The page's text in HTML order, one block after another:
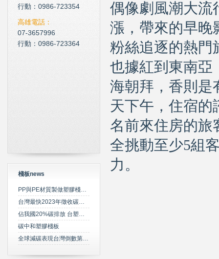
行動：0986-723354
高雄電話：
07-3657996
行動：0986-723364
棧板news
PP與PE材質製做塑膠棧板之特性比較
台灣最快2023年徵收碳費 擬定期調升費率
佔我國20%碳排放 台塑規劃2050年達成淨零碳排
碳中和塑膠棧板
全球減碳表現台灣倒數第三 綠委年底提「氣候變遷法」草案雪恥
現在科技化的清潔公司
雲南臘肉的醃製介紹
心肌梗塞拍打手肘傳言是假
偶像劇風潮大流
漲，帶來的早晚
粉絲追逐的熱門
也據紅到東南亞
海朝拜，香則是
天下午，住宿的
名前來住房的旅
全挑動至少5組
力。